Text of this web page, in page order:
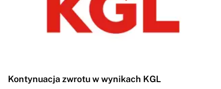
Kontynuacja zwrotu w wynikach KGL